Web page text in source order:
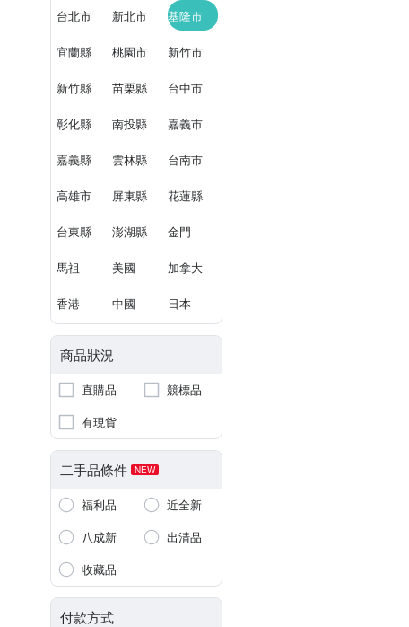
台北市 新北市 基隆市
宜蘭縣 桃園市 新竹市
新竹縣 苗栗縣 台中市
彰化縣 南投縣 嘉義市
嘉義縣 雲林縣 台南市
高雄市 屏東縣 花蓮縣
台東縣 澎湖縣 金門
馬祖 美國 加拿大
香港 中國 日本
商品狀況
直購品
競標品
有現貨
二手品條件 NEW
福利品
近全新
八成新
出清品
收藏品
付款方式